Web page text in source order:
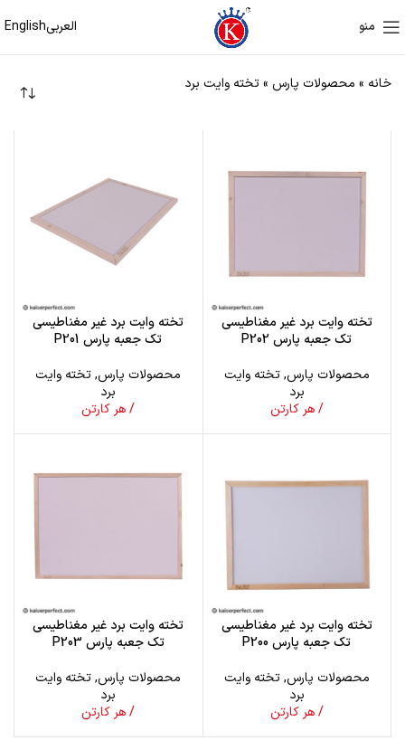
منو العربیEnglish
خانه » محصولات پارس »تخته وایت برد
تخته وایت برد غیر مغناطیسی
تک جعبه پارس P202
محصولات پارس,تخته وایت
برد
/ هر کارتن
تخته وایت برد غیر مغناطیسی
تک جعبه پارس P201
محصولات پارس,تخته وایت
برد
/ هر کارتن
تخته وایت برد غیر مغناطیسی
تک جعبه پارس P200
محصولات پارس,تخته وایت
برد
/ هر کارتن
تخته وایت برد غیر مغناطیسی
تک جعبه پارس P203
محصولات پارس,تخته وایت
برد
/ هر کارتن